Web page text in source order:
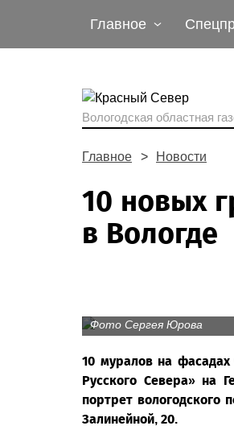
Главное
Вологодская областная
Главное Новости
10 новых
в Вологде
Фото Сергея Юрова
10 муралов на
Русского Севера» на
портрет вологодского
Залинейной, 20.